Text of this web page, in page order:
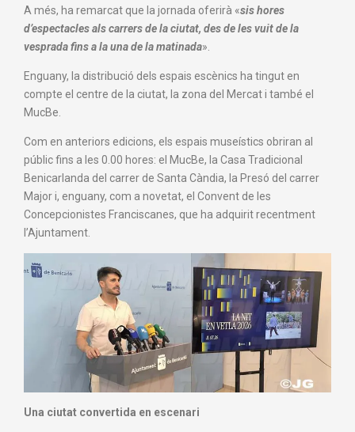
A més, ha remarcat que la jornada oferirà «sis hores
d’espectacles als carrers de la ciutat, des de les vuit de la
vesprada fins a la una de la matinada».
Enguany, la distribució dels espais escènics ha tingut en
compte el centre de la ciutat, la zona del Mercat i també el
MucBe.
Com en anteriors edicions, els espais museístics obriran al
públic fins a les 0.00 hores: el MucBe, la Casa Tradicional
Benicarlanda del carrer de Santa Càndia, la Presó del carrer
Major i, enguany, com a novetat, el Convent de les
Concepcionistes Franciscanes, que ha adquirit recentment
l’Ajuntament.
Una ciutat convertida en escenari